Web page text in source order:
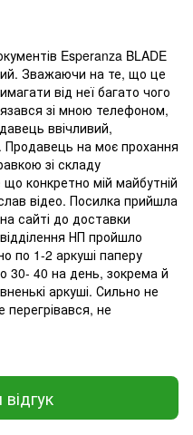
Esperanza BLADE
Зважаючи на те, що це
від неї багато чого
зі мною телефоном,
ввічливий,
Продавець на моє прохання
зі складу
конкретно мій майбутній
відео. Посилка прийшла
сайті до доставки
НП пройшло
по 1-2 аркуші паперу
30- 40 на день, зокрема й
аркуші. Сильно не
не